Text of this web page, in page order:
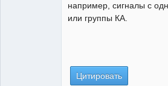
например, сигналы с
или группы КА.
Цитировать